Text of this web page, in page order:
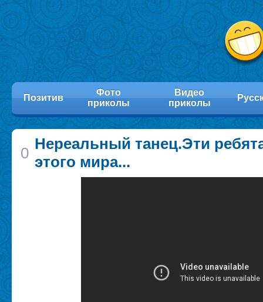
Позитив
Фото
приколы
Видео
приколы
0
Нереальный танец.Эти
этого мира...